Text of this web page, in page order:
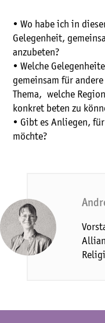
• Wo habe ich in
Gelegenheit,
anzubeten?
• Welche
gemeinsam für
Thema, welche
konkret beten zu
• Gibt es Anliegen,
möchte?